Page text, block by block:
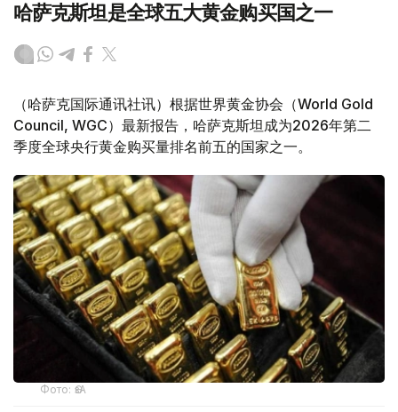
哈萨克斯坦是全球五大黄金购买国之一
（哈萨克国际通讯社讯）根据世界黄金协会（World Gold
Council, WGC）最新报告，哈萨克斯坦成为2026年第二
季度全球央行黄金购买量排名前五的国家之一。
Фото: ӨзА